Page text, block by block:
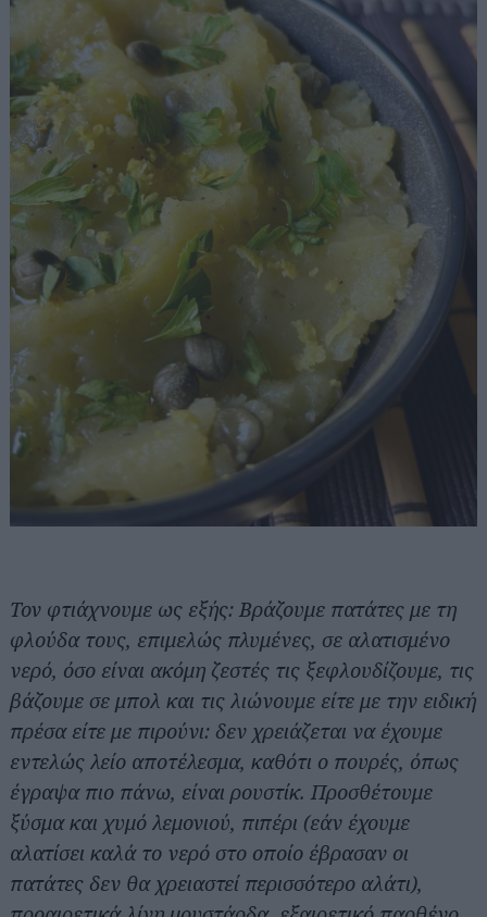
Τον φτιάχνουμε ως εξής: Βράζουμε πατάτες με τη
φλούδα τους, επιμελώς πλυμένες, σε αλατισμένο
νερό, όσο είναι ακόμη ζεστές τις ξεφλουδίζουμε, τις
βάζουμε σε μπολ και τις λιώνουμε είτε με την ειδική
πρέσα είτε με πιρούνι: δεν χρειάζεται να έχουμε
εντελώς λείο αποτέλεσμα, καθότι ο πουρές, όπως
έγραψα πιο πάνω, είναι ρουστίκ. Προσθέτουμε
ξύσμα και χυμό λεμονιού, πιπέρι (εάν έχουμε
αλατίσει καλά το νερό στο οποίο έβρασαν οι
πατάτες δεν θα χρειαστεί περισσότερο αλάτι),